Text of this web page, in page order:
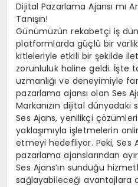
Dijital Pazarlama Ajansı mı
Tanışın!
Günümüzün rekabetçi iş
platformlarda güçlü bir
kitleleriyle etkili bir şekilde
zorunluluk haline geldi. İşte
uzmanlığı ve deneyimiyle
pazarlama ajansı olan Ses
Markanızın dijital dünyadaki
Ses Ajans, yenilikçi
yaklaşımıyla işletmelerin
etmeyi hedefliyor. Peki, Ses
pazarlama ajanslarından
Ses Ajans’ın sunduğu
sağlayabileceği avantajlara